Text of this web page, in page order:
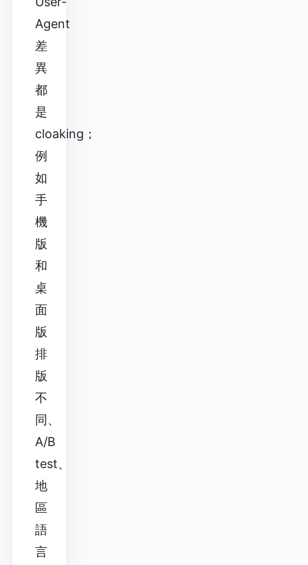
Agent
差
異
都
是
cloaking；
例
如
手
機
版
和
桌
面
版
排
版
不
同、
A/B
test、
地
區
語
言